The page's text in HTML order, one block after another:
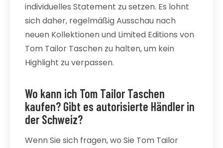
individuelles Statement zu setzen. Es lohnt
sich daher, regelmäßig Ausschau nach
neuen Kollektionen und Limited Editions von
Tom Tailor Taschen zu halten, um kein
Highlight zu verpassen.
Wo kann ich Tom Tailor Taschen
kaufen? Gibt es autorisierte Händler in
der Schweiz?
Wenn Sie sich fragen, wo Sie Tom Tailor